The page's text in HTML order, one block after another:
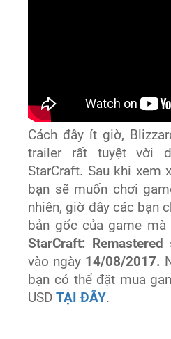
Cách đây ít giờ,
trailer rất tuyệt vời
StarCraft. Sau khi xem
bạn sẽ muốn chơi
nhiên, giờ đây các bạn
bản gốc của game mà
StarCraft: Remastered
vào ngày 14/08/2017.
bạn có thể đặt mua
USDTẠI ĐÂY.